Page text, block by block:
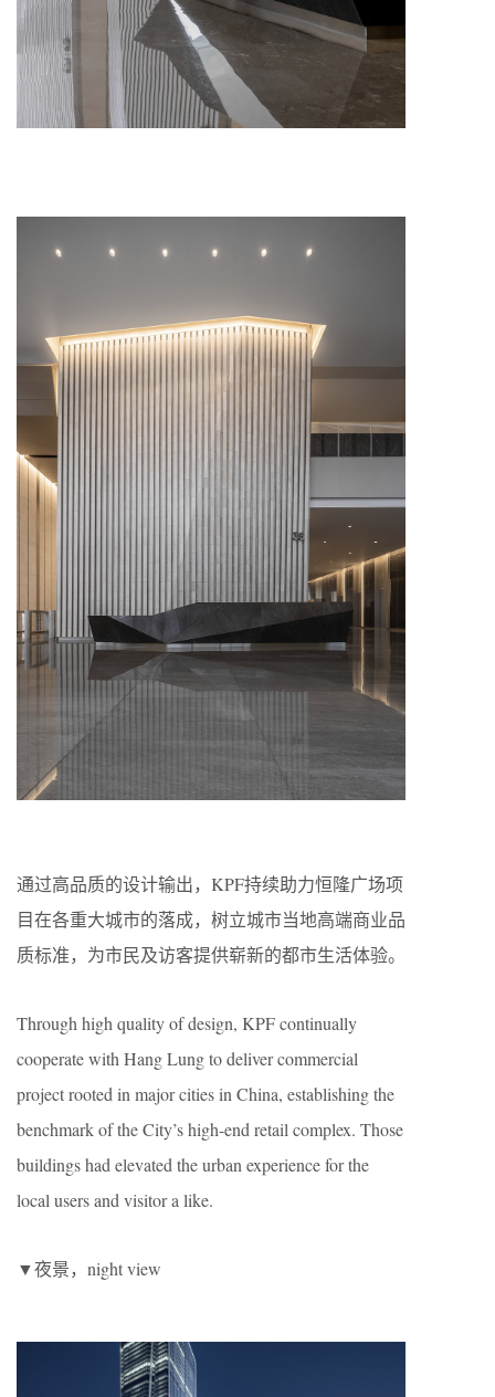
通过高品质的设计输出，KPF持续助力恒隆广场项
目在各重大城市的落成，树立城市当地高端商业品
质标准，为市民及访客提供崭新的都市生活体验。
Through high quality of design, KPF continually
cooperate with Hang Lung to deliver commercial
project rooted in major cities in China, establishing the
benchmark of the City’s high-end retail complex. Those
buildings had elevated the urban experience for the
local users and visitor a like.
▼夜景，night view